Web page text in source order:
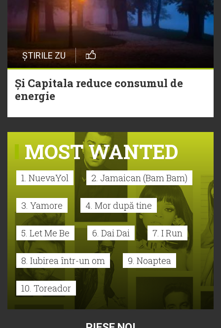
ȘTIRILE ZU
Și Capitala reduce consumul de
energie
MOST WANTED
1. NuevaYol 2. Jamaican (Bam Bam)
3. Yamore 4. Mor după tine
5. Let Me Be 6. Dai Dai 7. I Run
8. Iubirea într-un om 9. Noaptea
10. Toreador